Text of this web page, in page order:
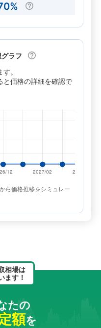
ラフ
。
と価格の詳細を確認で
ら価格推移をシミュレー
相場は
ます！
たの
額を